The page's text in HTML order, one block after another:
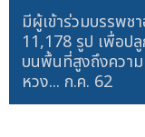
มีผู้เข้าร่วมบรรพช
11,178 รูป เพื่อป
บนพื้นที่สูงถึงควา
หวง... ก.ค. 62